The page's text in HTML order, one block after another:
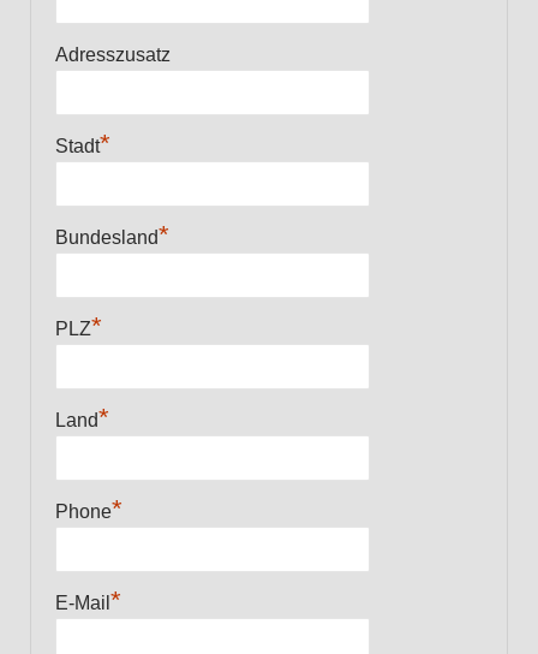
Adresszusatz
Stadt*
Bundesland*
PLZ*
Land*
Phone*
E-Mail *